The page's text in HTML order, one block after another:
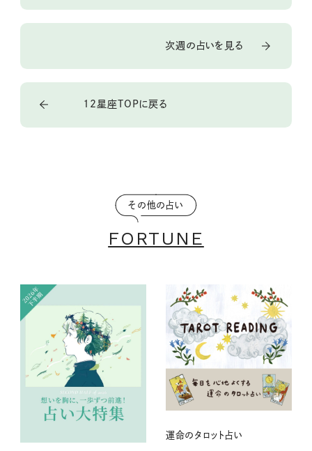
次週の占いを見る
12星座TOPに戻る
その他の占い
FORTUNE
運命のタロット占い